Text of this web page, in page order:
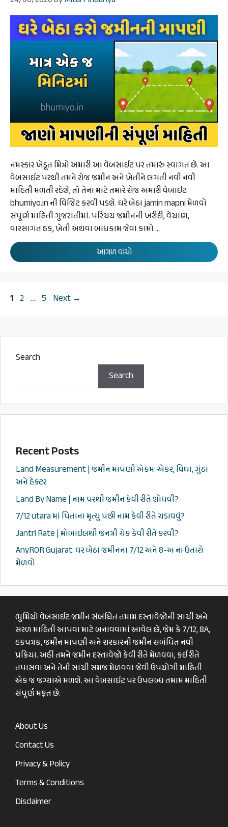
નમસ્કાર ખેડૂત મિત્રો અમારી આ વેબસાઈટ પર તમારું સ્વાગત છે. આ
વેબસાઈટ પરથી તમને રોજ જમીન અને ખેતીને લગતી નવી નવી
માહિતી મળતી રહેશે, તો તેના માટે તમારે રોજ અમારી વેબાઈટ
bhumiyo.in ની વિજિટ કરવી પડશે. ઘરે બેઠા jamin mapni મેળવો
સંપૂર્ણ માહિતી ગુજરાતીમાં. પરિચય જમીનની ખરીદી, વેચાણ,
વારસાગત હક, ખેતી અથવા બાંધકામ જેવા કામો …
આગળ વાંચો
Page
1 Page
2 … Page
5 Next →
Search
Search
Recent Posts
Land Measurement | જમીન માપણી એકમ: એકર, વિઘા, ગુંઠા
અને હેક્ટર
Land By Name | નામ પરથી જમીન કેવી રીતે શોધવી?
7/12 utara માં પિતાના મૃત્યુ પછી નામ કેવી રીતે ચડાવવું?
Jantri Rate | મોબાઇલથી જનત્રી ચેક કેવી રીતે કરવી?
AnyROR Gujarat: ઘર બેઠા જમીનના 7/12 અને 8-અ ના ઉતારો
મેળવો
ભુમિયો વેબસાઈટ જમીન સંબંધિત તમામ દસ્તાવેજોની સાચી અને
સરળ માહિતી આપવા માટે બનાવવામાં આવેલ છે, જેમ કે 7/12, 8A,
હકપત્રક, જમીન માપણી અને સરકારની જમીન સંબંધિત નવી
પ્રક્રિયા. અહીં તમને જમીન દસ્તાવેજો કેવી રીતે મેળવવા, કઈ રીતે
તપાસવા અને તેની સાચી સમજ મેળવવા જેવી ઉપયોગી માહિતી
એક જ જગ્યાએ મળશે. આ વેબસાઈટ પર ઉપલબ્ધ તમામ માહિતી
સંપૂર્ણ મફત છે.
About Us
Contact Us
Privacy & Policy
Terms & Conditions
Disclaimer